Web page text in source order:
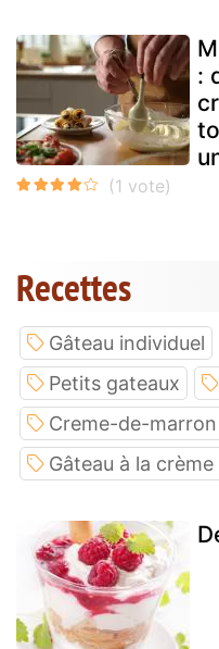
:
Recettes
Gâteau individuel
Petits gateaux
Creme-de-marron
Gâteau à la